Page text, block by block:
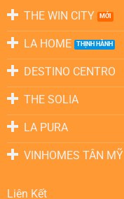
THE WIN CITY
LA HOME
DESTINO CENTRO
THE SOLIA
LA PURA
VINHOMES TÂN MỸ
Liên Kết